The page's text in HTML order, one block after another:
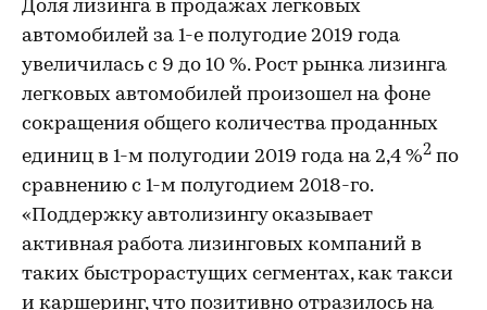
Доля лизинга в продажах легковых
автомобилей за 1-е полугодие 2019 года
увеличилась с 9 до 10 %. Рост рынка лизинга
легковых автомобилей произошел на фоне
сокращения общего количества проданных
единиц в 1-м полугодии 2019 года на 2,4 %2 по
сравнению с 1-м полугодием 2018-го.
«Поддержку автолизингу оказывает
активная работа лизинговых компаний в
таких быстрорастущих сегментах, как такси
и каршеринг, что позитивно отразилось на